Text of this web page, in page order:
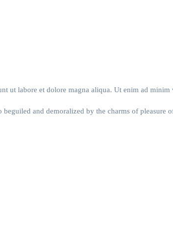
ut labore et dolore magna aliqua. Ut enim ad minim
and demoralized by the charms of pleasure